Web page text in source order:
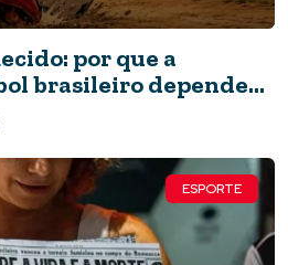
por que a
brasileiro depende
ESPORTE